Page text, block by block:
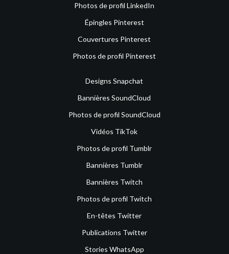
Photos de profil LinkedIn
Épingles Pinterest
Couvertures Pinterest
Photos de profil Pinterest
Designs Snapchat
Bannières SoundCloud
Photos de profil SoundCloud
Vidéos TikTok
Photos de profil Tumblr
Bannières Tumblr
Bannières Twitch
Photos de profil Twitch
En-têtes Twitter
Publications Twitter
Stories WhatsApp